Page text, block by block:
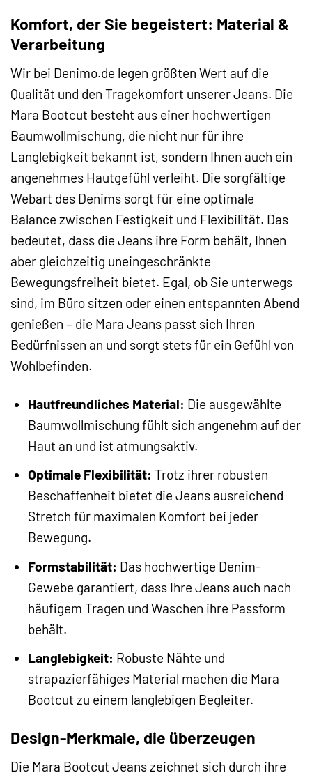
Komfort, der Sie begeistert: Material &
Verarbeitung
Wir bei Denimo.de legen größten Wert auf die
Qualität und den Tragekomfort unserer Jeans. Die
Mara Bootcut besteht aus einer hochwertigen
Baumwollmischung, die nicht nur für ihre
Langlebigkeit bekannt ist, sondern Ihnen auch ein
angenehmes Hautgefühl verleiht. Die sorgfältige
Webart des Denims sorgt für eine optimale
Balance zwischen Festigkeit und Flexibilität. Das
bedeutet, dass die Jeans ihre Form behält, Ihnen
aber gleichzeitig uneingeschränkte
Bewegungsfreiheit bietet. Egal, ob Sie unterwegs
sind, im Büro sitzen oder einen entspannten Abend
genießen – die Mara Jeans passt sich Ihren
Bedürfnissen an und sorgt stets für ein Gefühl von
Wohlbefinden.
Hautfreundliches Material: Die ausgewählte
Baumwollmischung fühlt sich angenehm auf der
Haut an und ist atmungsaktiv.
Optimale Flexibilität: Trotz ihrer robusten
Beschaffenheit bietet die Jeans ausreichend
Stretch für maximalen Komfort bei jeder
Bewegung.
Formstabilität: Das hochwertige Denim-
Gewebe garantiert, dass Ihre Jeans auch nach
häufigem Tragen und Waschen ihre Passform
behält.
Langlebigkeit: Robuste Nähte und
strapazierfähiges Material machen die Mara
Bootcut zu einem langlebigen Begleiter.
Design-Merkmale, die überzeugen
Die Mara Bootcut Jeans zeichnet sich durch ihre